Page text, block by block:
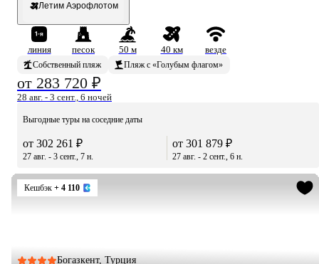
Летим Аэрофлотом
линия песок 50 м 40 км
везде
Собственный пляж
Пляж с «Голубым флагом»
от 283 720 ₽
28 авг. - 3 сент., 6 ночей
Выгодные туры на соседние даты
от 302 261 ₽
27 авг. - 3 сент., 7 н.
от 301 879 ₽
27 авг. - 2 сент., 6 н.
Кешбэк + 4 110
Богазкент, Турция